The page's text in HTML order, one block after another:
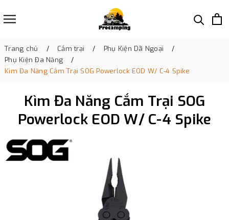
Trang chủ Cắm trại
Phụ Kiện Dã Ngoại
Phụ Kiện Đa Năng
Kìm Đa Năng Cắm Trại SOG Powerlock EOD W/ C-4 Spike
Kìm Đa Năng Cắm Trại SOG
Powerlock EOD W/ C-4 Spike